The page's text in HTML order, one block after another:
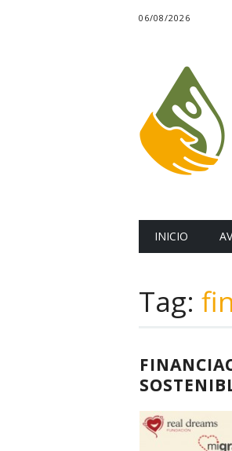
06/08/2026
Main
INICIO
Tag: